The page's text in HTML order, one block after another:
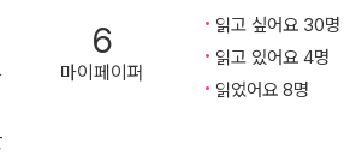
름을 남기지 않았지만 동등한 지성과 영향
존재한다. 사람은 아니지만 버거에게 중요
드로잉이었다. 「종이 꺼내 그리기」 「모든
직접 드로잉하는 순간을 묘사하며 분석
6
마이페이퍼
읽고 싶어요 30명
읽고 있어요 4명
읽었어요 8명